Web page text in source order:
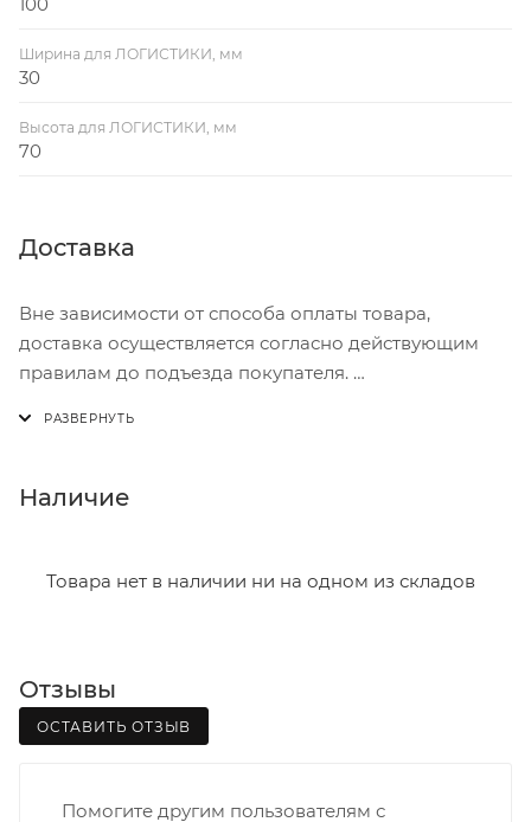
Ширина для ЛОГИСТИКИ, мм
30
Высота для ЛОГИСТИКИ, мм
70
Доставка
Вне зависимости от способа оплаты товара,
доставка осуществляется согласно действующим
правилам до подъезда покупателя.
В субботу с 8:00 до 15:00
- зоны доставки;
Границы доставки в черте города на выезд
(перекрестки улиц):
• Московская - Ульяновская
Наличие
Товара нет в наличии ни на одном из складов
Отзывы
ОСТАВИТЬ ОТЗЫВ
Помогите другим пользователям с